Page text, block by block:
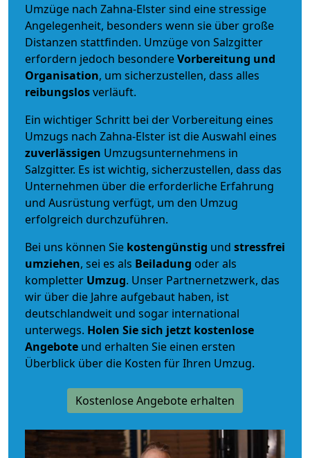
Umzüge nach Zahna-Elster sind eine stressige
Angelegenheit, besonders wenn sie über große
Distanzen stattfinden. Umzüge von Salzgitter
erfordern jedoch besondereVorbereitung und
Organisation, um sicherzustellen, dass alles
reibungslosverläuft.
Ein wichtiger Schritt bei der Vorbereitung eines
Umzugs nach Zahna-Elster ist die Auswahl eines
zuverlässigen Umzugsunternehmens in
Salzgitter. Es ist wichtig, sicherzustellen, dass das
Unternehmen über die erforderliche Erfahrung
und Ausrüstung verfügt, um den Umzug
erfolgreich durchzuführen.
Bei uns können Sie kostengünstig und stressfrei
umziehen, sei es als Beiladung oder als
kompletter Umzug. Unser Partnernetzwerk, das
wir über die Jahre aufgebaut haben, ist
deutschlandweit und sogar international
unterwegs. Holen Sie sich jetzt kostenlose
Angebote und erhalten Sie einen ersten
Überblick über die Kosten für Ihren Umzug.
Kostenlose Angebote erhalten